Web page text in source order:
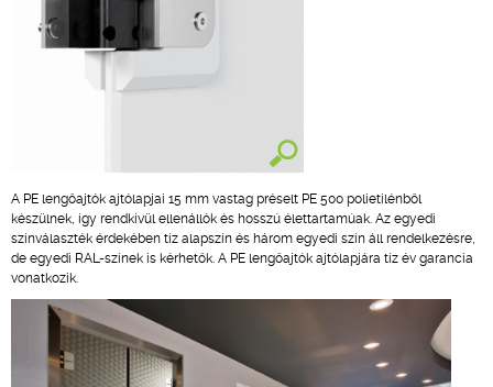
A PE lengőajtók ajtólapjai 15 mm vastag préselt PE 500 polietilénből
készülnek, így rendkívül ellenállók és hosszú élettartamúak. Az egyedi
színválaszték érdekében tíz alapszín és három egyedi szín áll rendelkezésre,
de egyedi RAL-színek is kérhetők. A PE lengőajtók ajtólapjára tíz év garancia
vonatkozik.